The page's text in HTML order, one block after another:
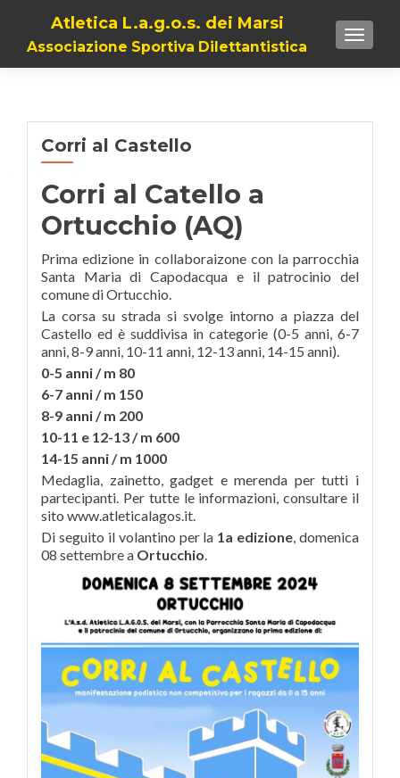
Atletica L.a.g.o.s. dei Marsi
Associazione Sportiva Dilettantistica
Corri al Castello
Corri al Catello a
Ortucchio (AQ)
Prima edizione in collaboraizone con la parrocchia
Santa Maria di Capodacqua e il patrocinio del
comune di Ortucchio.
La corsa su strada si svolge intorno a piazza del
Castello ed è suddivisa in categorie (0-5 anni, 6-7
anni, 8-9 anni, 10-11 anni, 12-13 anni, 14-15 anni).
0-5 anni / m 80
6-7 anni / m 150
8-9 anni / m 200
10-11 e 12-13 / m 600
14-15 anni / m 1000
Medaglia, zainetto, gadget e merenda per tutti i
partecipanti. Per tutte le informazioni, consultare il
sito www.atleticalagos.it.
Di seguito il volantino per la 1a edizione, domenica
08 settembre a Ortucchio.